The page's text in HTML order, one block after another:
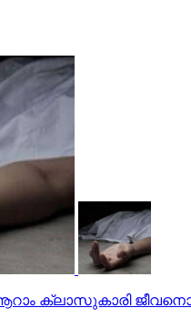
ആറാം ക്ലാസുകാരി